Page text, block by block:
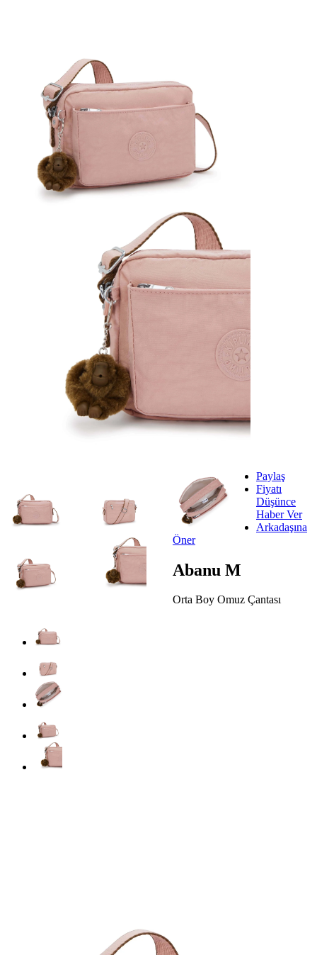
Paylaş
Fiyatı
Düşünce
Haber Ver
Arkadaşına
Öner
Abanu M
Orta Boy Omuz Çantası